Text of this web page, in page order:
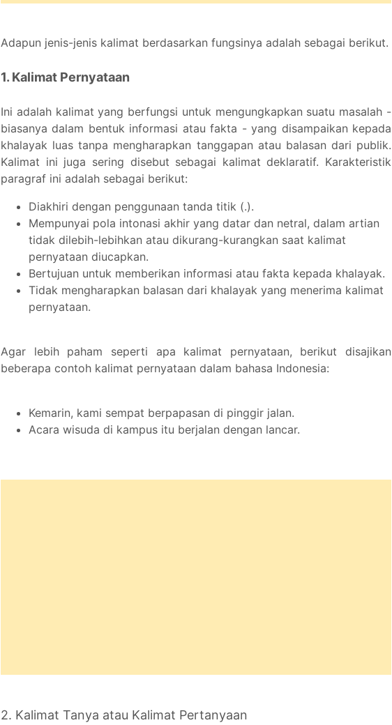
Adapun jenis-jenis kalimat berdasarkan fungsinya adalah sebagai berikut.
1. Kalimat Pernyataan
Ini adalah kalimat yang berfungsi untuk mengungkapkan suatu masalah -
biasanya dalam bentuk informasi atau fakta - yang disampaikan kepada
khalayak luas tanpa mengharapkan tanggapan atau balasan dari publik.
Kalimat ini juga sering disebut sebagai kalimat deklaratif. Karakteristik
paragraf ini adalah sebagai berikut:
Diakhiri dengan penggunaan tanda titik (.).
Mempunyai pola intonasi akhir yang datar dan netral, dalam artian
tidak dilebih-lebihkan atau dikurang-kurangkan saat kalimat
pernyataan diucapkan.
Bertujuan untuk memberikan informasi atau fakta kepada khalayak.
Tidak mengharapkan balasan dari khalayak yang menerima kalimat
pernyataan.
Agar lebih paham seperti apa kalimat pernyataan, berikut disajikan
beberapa contoh kalimat pernyataan dalam bahasa Indonesia:
Kemarin, kami sempat berpapasan di pinggir jalan.
Acara wisuda di kampus itu berjalan dengan lancar.
2. Kalimat Tanya atau Kalimat Pertanyaan